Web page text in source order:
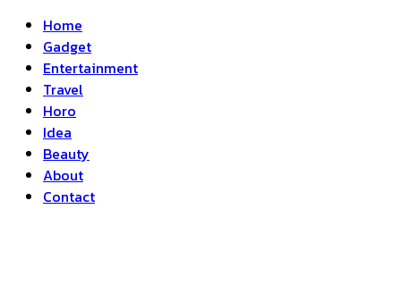
Home
Gadget
Entertainment
Travel
Horo
Idea
Beauty
About
Contact